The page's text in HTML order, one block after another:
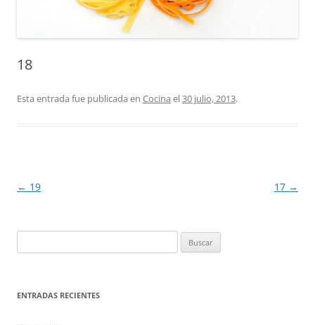
18
Esta entrada fue publicada en Cocina el30 julio, 2013.
Navegación
← 19 17 →
ENTRADAS RECIENTES